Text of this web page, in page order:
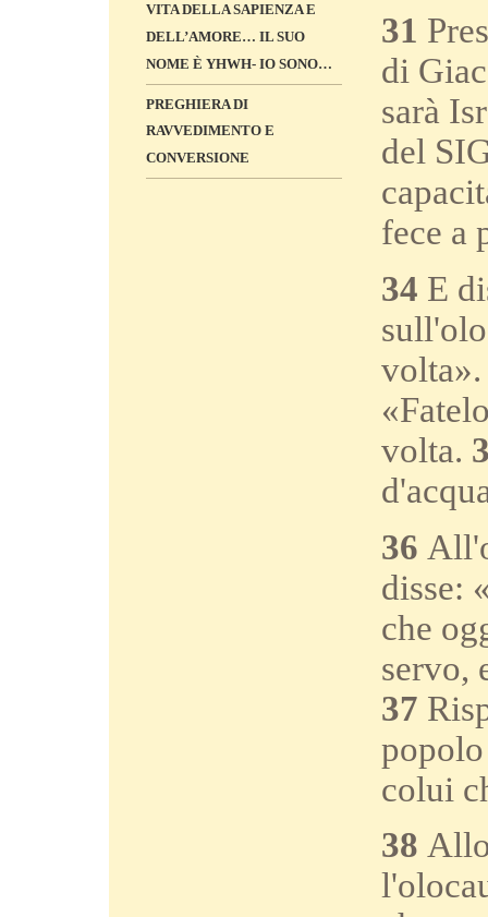
VITA DELLA SAPIENZA E
DELL’AMORE… IL SUO
NOME È YHWH- IO SONO…
PREGHIERA DI
RAVVEDIMENTO E
CONVERSIONE
31
di
sarà
del
fece a
34 E
volta».
volta.
36
disse:
che
servo,
37
colui
38